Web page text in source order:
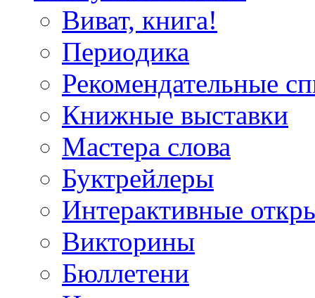
Виват, книга!
Периодика
Рекомендательные
Книжные выставки
Мастера слова
Буктрейлеры
Интерактивные
Викторины
Бюллетени